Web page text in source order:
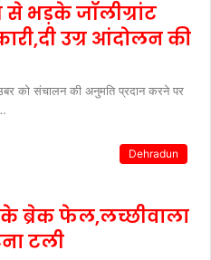
भड़के जॉलीग्रांट
उग्र आंदोलन की
को संचालन की अनुमति प्रदान करने पर
Dehradun
ब्रेक फेल,लच्छीवाला
टली